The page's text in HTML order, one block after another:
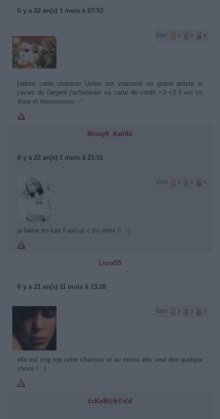
Il y a 22 an(s) 1 mois à 07:53
5287 2 2 4
j'adore cette chanson Usher est vraiment un grand artiste si
j'avais de l'argent j'acheterais sa carte de credit <3 <3 il est tro
doue et booooooooo :-°
MissyX_Kelilbi
Il y a 22 an(s) 1 mois à 21:51
5374 2 2 5
je laime tro kan il excuz c tro mimi !! :'-)
Liora55
Il y a 21 an(s) 11 mois à 13:28
5367 2 2 5
elle est trop top cette chanson et au moins elle veut dire quelque
chose ! :-)
£cKoB@bYr£d